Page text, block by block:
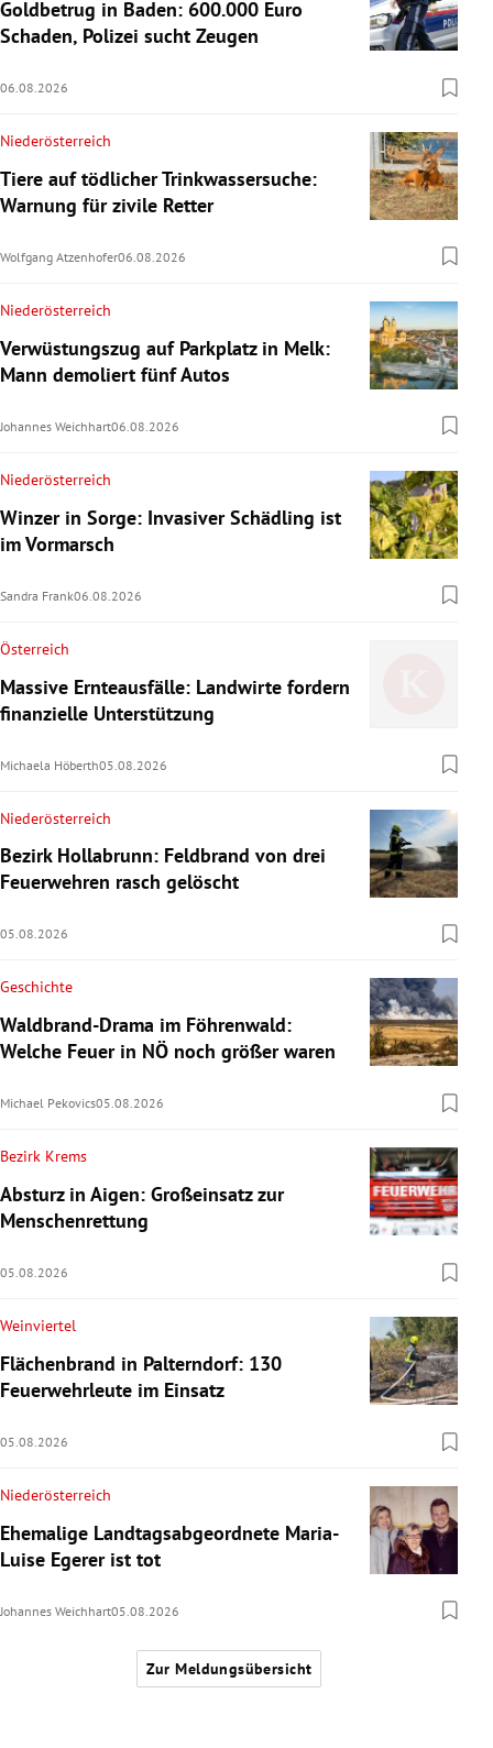
Goldbetrug in Baden: 600.000 Euro
Schaden, Polizei sucht Zeugen
06.08.2026
Niederösterreich
Tiere auf tödlicher Trinkwassersuche:
Warnung für zivile Retter
Wolfgang Atzenhofer06.08.2026
Niederösterreich
Verwüstungszug auf Parkplatz in Melk:
Mann demoliert fünf Autos
Johannes Weichhart06.08.2026
Niederösterreich
Winzer in Sorge: Invasiver Schädling ist
im Vormarsch
Sandra Frank06.08.2026
Österreich
Massive Ernteausfälle: Landwirte fordern
finanzielle Unterstützung
Michaela Höberth05.08.2026
Niederösterreich
Bezirk Hollabrunn: Feldbrand von drei
Feuerwehren rasch gelöscht
05.08.2026
Geschichte
Waldbrand-Drama im Föhrenwald:
Welche Feuer in NÖ noch größer waren
Michael Pekovics05.08.2026
Bezirk Krems
Absturz in Aigen: Großeinsatz zur
Menschenrettung
05.08.2026
Weinviertel
Flächenbrand in Palterndorf: 130
Feuerwehrleute im Einsatz
05.08.2026
Niederösterreich
Ehemalige Landtagsabgeordnete Maria-
Luise Egerer ist tot
Johannes Weichhart05.08.2026
Zur Meldungsübersicht